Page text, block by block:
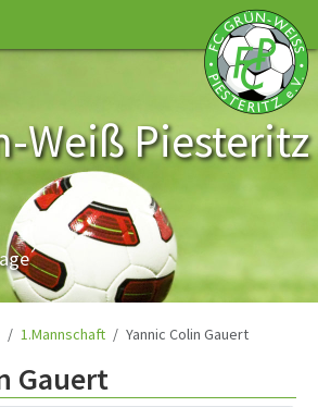
Weiß Piesteritz
1.Mannschaft Yannic Colin Gauert
Gauert